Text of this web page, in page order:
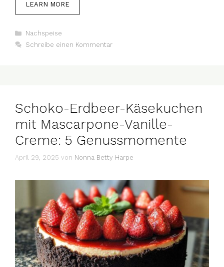
LEARN MORE
Kategorien
Nachspeise
Schreibe einen Kommentar
Schoko-Erdbeer-Käsekuchen
mit Mascarpone-Vanille-
Creme: 5 Genussmomente
April 29, 2025 von Nonna Betty Harpe